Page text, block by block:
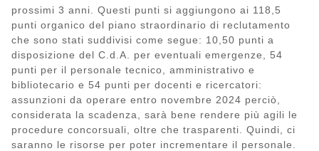
prossimi 3 anni. Questi punti si aggiungono ai 118,5
punti organico del piano straordinario di reclutamento
che sono stati suddivisi come segue: 10,50 punti a
disposizione del C.d.A. per eventuali emergenze, 54
punti per il personale tecnico, amministrativo e
bibliotecario e 54 punti per docenti e ricercatori:
assunzioni da operare entro novembre 2024 perciò,
considerata la scadenza, sarà bene rendere più agili le
procedure concorsuali, oltre che trasparenti. Quindi, ci
saranno le risorse per poter incrementare il personale.